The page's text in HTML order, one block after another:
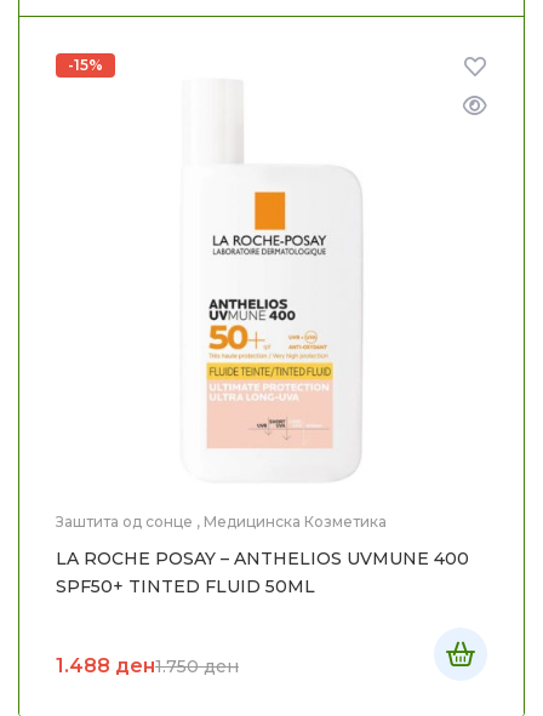
-15%
Заштита од сонце , Медицинска Козметика
LA ROCHE POSAY – ANTHELIOS UVMUNE 400
SPF50+ TINTED FLUID 50ML
1.750ден
1.488 ден